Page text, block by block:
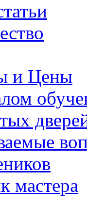
и Цены
мастера